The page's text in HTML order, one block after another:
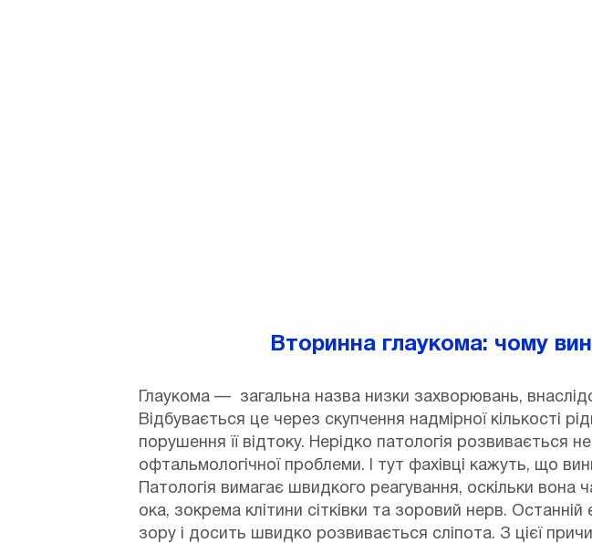
Вторинна глаукома: чому
Глаукома — загальна назва низки захворювань,
Відбувається це через скупчення надмірної кількості
порушення її відтоку. Нерідко патологія розвивається
офтальмологічної проблеми. І тут фахівці кажуть, що
Патологія вимагає швидкого реагування, оскільки вона
ока, зокрема клітини сітківки та зоровий нерв.
зору і досить швидко розвивається сліпота. З цієї